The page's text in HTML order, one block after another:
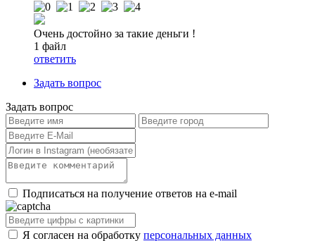
Очень достойно за такие деньги !
1 файл
ответить
Задать вопрос
Задать вопрос
Подписаться на получение ответов на e-mail
Я согласен на обработку персональных данных